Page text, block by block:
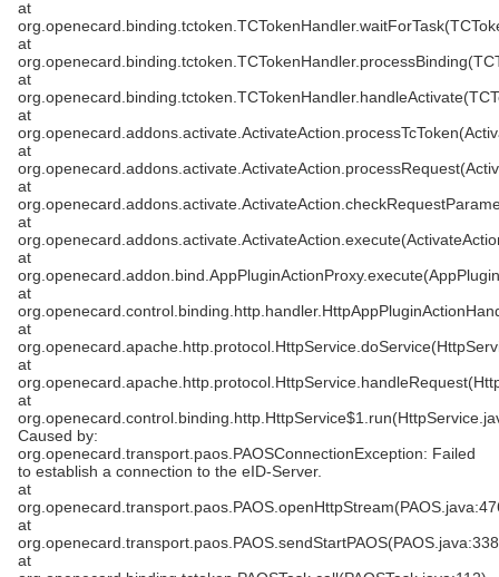
at
at
at
at
at
at
at
at
at
at
at
at
Caused by:
org.openecard.transport.paos.PAOSConnectionException: Failed
to establish a connection to the eID-Server.
at
at
at